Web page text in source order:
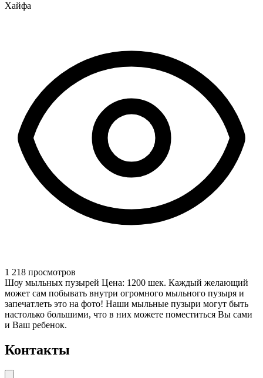
Хайфа
1 218 просмотров
Шоу мыльных пузырей Цена: 1200 шек. Каждый желающий
может сам побывать внутри огромного мыльного пузыря и
запечатлеть это на фото! Наши мыльные пузыри могут быть
настолько большими, что в них можете поместиться Вы сами
и Ваш ребенок.
Контакты